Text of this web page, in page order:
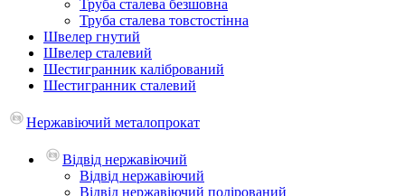
Труба сталева безшовна
Труба сталева товстостінна
Швелер гнутий
Швелер сталевий
Шестигранник калібрований
Шестигранник сталевий
Нержавіючий металопрокат
Відвід нержавіючий
Відвід нержавіючий
Відвід нержавіючий полірований